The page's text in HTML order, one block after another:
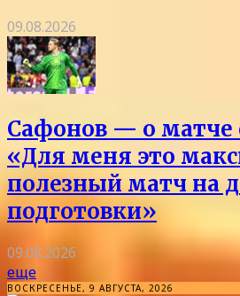
09.08.2026
Сафонов — о
«Для меня это
полезный матч на
подготовки»
09.08.2026
еще
ВОСКРЕСЕНЬЕ, 9 АВГУСТА, 2026